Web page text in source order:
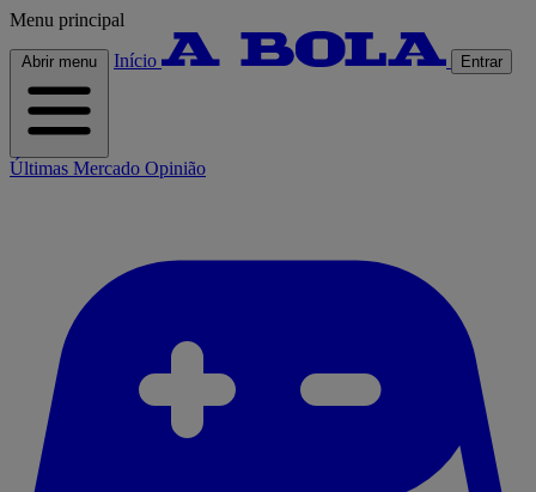
Menu principal
Abrir menu Início Entrar
Últimas Mercado Opinião